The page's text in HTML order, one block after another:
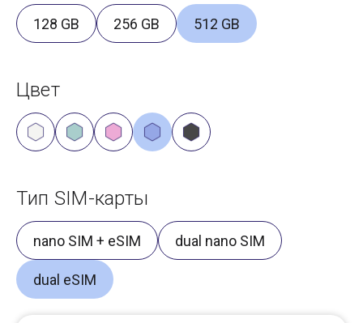
128 GB 256 GB 512 GB
Цвет
Тип SIM-карты
nano SIM + eSIM dual nano SIM
dual eSIM